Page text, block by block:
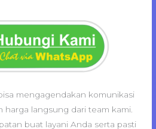
mengagendakan komunikasi
harga langsung dari team kami.
buat layani Anda serta pasti